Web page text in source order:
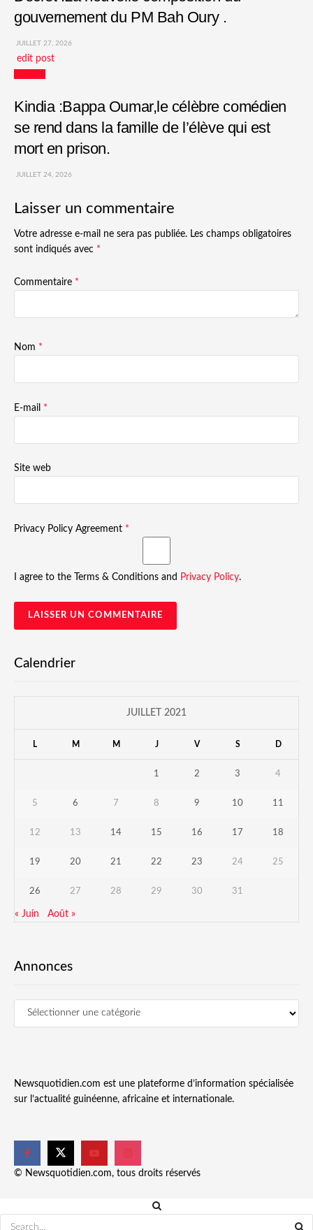
gouvernement du PM Bah Oury .
JUILLET 27, 2026
edit post
Kindia :Bappa Oumar,le célèbre comédien
se rend dans la famille de l’élève qui est
mort en prison.
JUILLET 24, 2026
Laisser un commentaire
Votre adresse e-mail ne sera pas publiée. Les champs obligatoires
sont indiqués avec *
Commentaire *
Nom *
E-mail *
Site web
Privacy Policy Agreement *
I agree to the Terms & Conditions and Privacy Policy.
Calendrier
JUILLET 2021
L M M J V S D
1 2 3 4
5 6 7 8 9 10 11
12 13 14 15 16 17 18
19 20 21 22 23 24 25
26 27 28 29 30 31
« Juin Août »
Annonces
Newsquotidien.com est une plateforme d’information spécialisée
sur l’actualité guinéenne, africaine et internationale.
© Newsquotidien.com, tous droits réservés